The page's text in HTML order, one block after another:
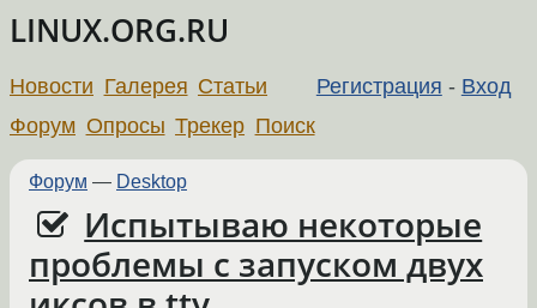
LINUX.ORG.RU
Регистрация - Вход
Новости Галерея Статьи
Форум Опросы Трекер Поиск
Форум — Desktop
Испытываю некоторые
проблемы с запуском двух